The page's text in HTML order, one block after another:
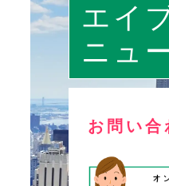
エイ
ニュ
お問い合